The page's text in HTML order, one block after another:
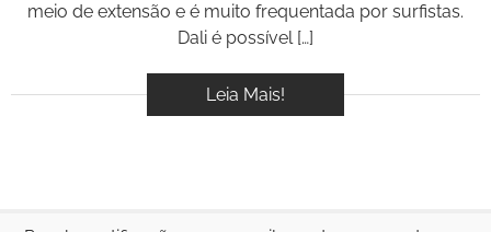
meio de extensão e é muito frequentada por surfistas.
Dali é possível […]
Leia Mais!